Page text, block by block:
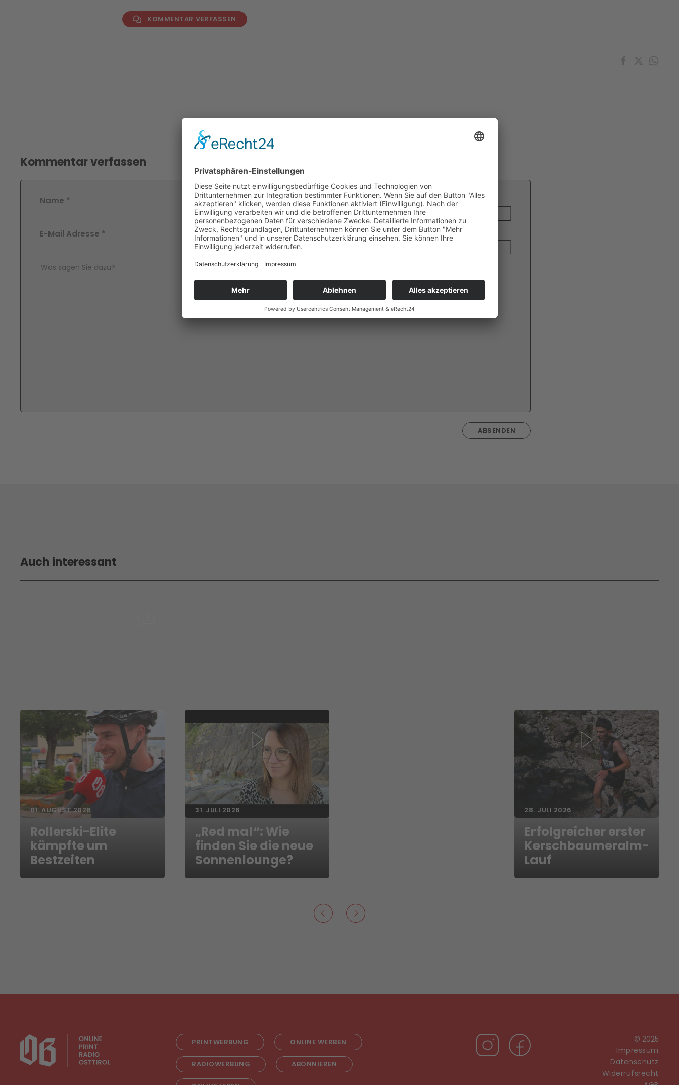
KOMMENTAR VERFASSEN
Kommentar verfassen
Name *
E-Mail Adresse *
Comment Text*
ABSENDEN
Auch interessant
01. AUGUST 2026
Rollerski-Elite
kämpfte um
Bestzeiten
31. JULI 2026
„Red ma!“: Wie
finden Sie die neue
Sonnenlounge?
28. JULI 2026
Erfolgreicher erster
Kerschbaumeralm-
Lauf
PRINTWERBUNG ONLINE WERBEN
RADIOWERBUNG ABONNIEREN
© 2025
Impressum
Datenschutz
Widerrufsrecht